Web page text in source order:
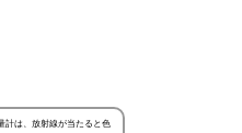
計は、放射線が当たると色